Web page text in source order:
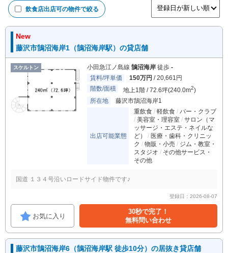
飲食店出店可の物件で絞る
New
藤沢市鵠沼海岸1（鵠沼海岸駅）の貸店舗
スケルトン 小田急江ノ島線 鵠沼海岸 徒歩 -
賃料/坪単価
150万円 / 20,661円
階数/面積
地上1階 / 72.6坪(240.0m2)
所在地
藤沢市鵠沼海岸1
出店可能業態
重飲食 軽飲食
バー・クラブ
美容室・理容室
サロン（マ
ッサージ・エステ・ネイルな
ど）
医療・歯科・クリニッ
ク
物販・小売
ジム・教室・
スタジオ
その他サービス・
その他
国道 １３４号沿いロードサイド物件です♪
登録日：2026-08-07
お気に入り
30秒で完了！
無料問い合わせ
藤沢市鵠沼海岸6（鵠沼海岸駅 徒歩10分）の居抜き貸店舗